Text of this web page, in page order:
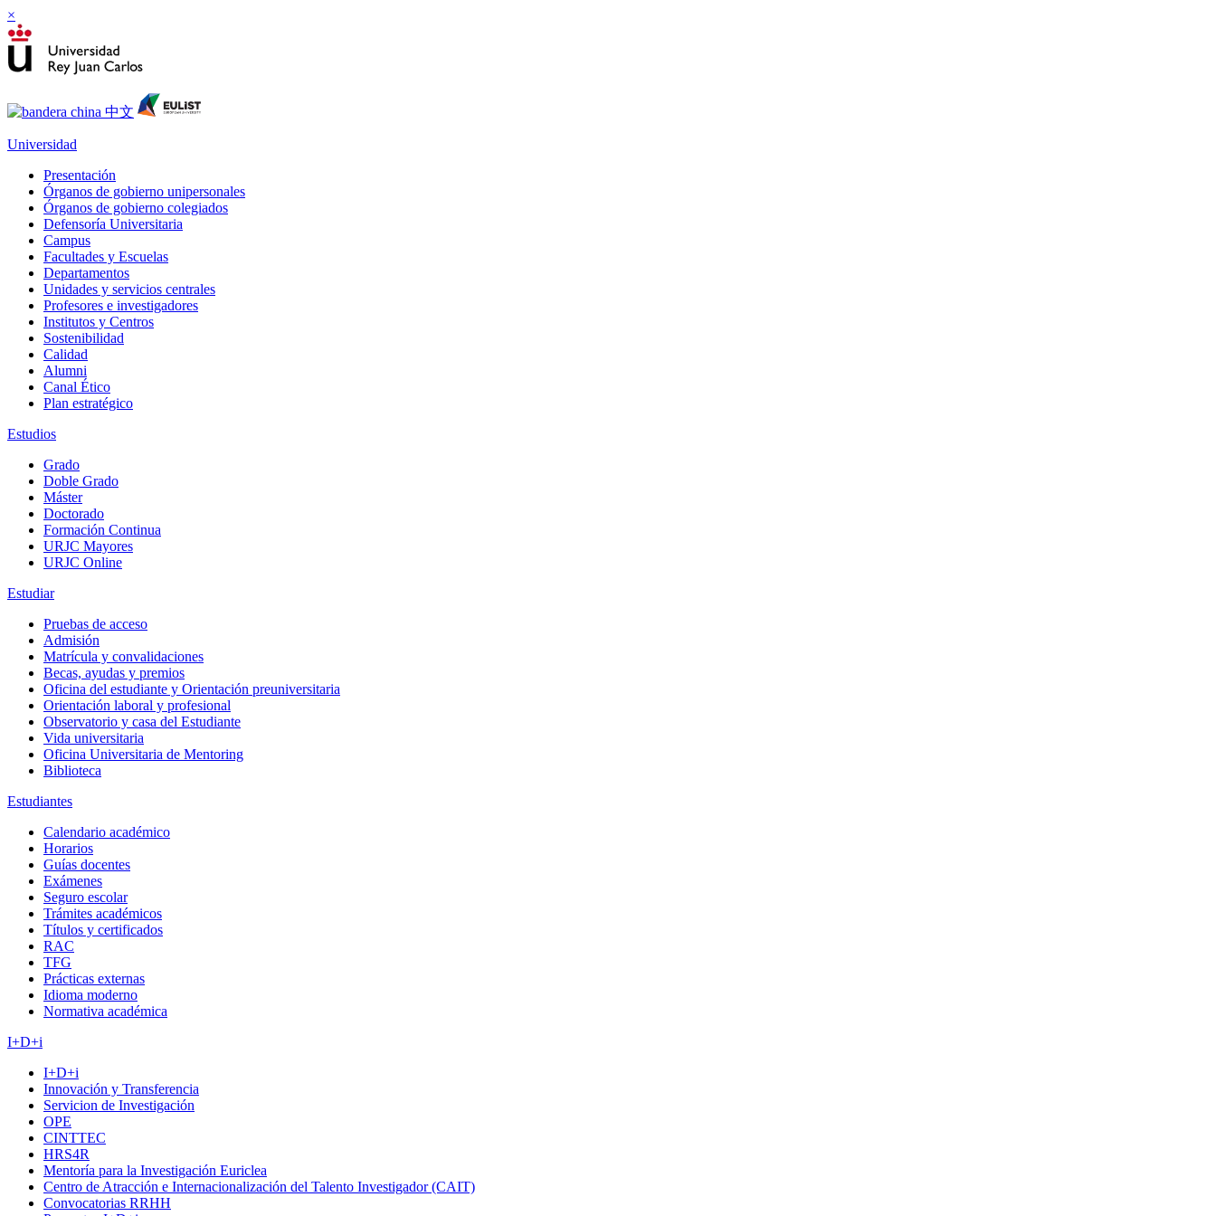
×
Universidad
Presentación
Órganos de gobierno unipersonales
Órganos de gobierno colegiados
Defensoría Universitaria
Campus
Facultades y Escuelas
Departamentos
Unidades y servicios centrales
Profesores e investigadores
Institutos y Centros
Sostenibilidad
Calidad
Alumni
Canal Ético
Plan estratégico
Estudios
Grado
Doble Grado
Máster
Doctorado
Formación Continua
URJC Mayores
URJC Online
Estudiar
Pruebas de acceso
Admisión
Matrícula y convalidaciones
Becas, ayudas y premios
Oficina del estudiante y Orientación preuniversitaria
Orientación laboral y profesional
Observatorio y casa del Estudiante
Vida universitaria
Oficina Universitaria de Mentoring
Biblioteca
Estudiantes
Calendario académico
Horarios
Guías docentes
Exámenes
Seguro escolar
Trámites académicos
Títulos y certificados
RAC
TFG
Prácticas externas
Idioma moderno
Normativa académica
I+D+i
I+D+i
Innovación y Transferencia
Servicion de Investigación
OPE
CINTTEC
HRS4R
Mentoría para la Investigación Euriclea
Centro de Atracción e Internacionalización del Talento Investigador (CAIT)
Convocatorias RRHH